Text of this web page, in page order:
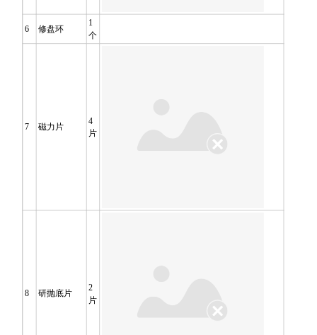
6 修盘环
1
个
7 磁力片
4
片
8 研抛底片
2
片